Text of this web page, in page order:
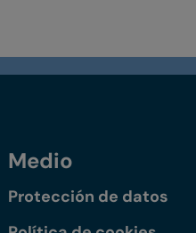
Medio
Protección de datos